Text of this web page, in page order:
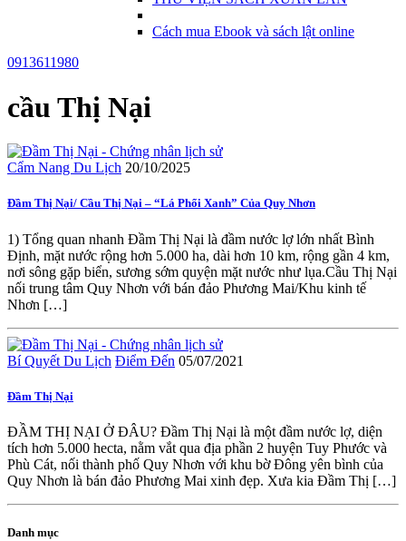
Cách mua Ebook và sách lật online
0913611980
cầu Thị Nại
Cẩm Nang Du Lịch 20/10/2025
Đầm Thị Nại/ Cầu Thị Nại – “Lá Phổi Xanh” Của Quy Nhơn
1) Tổng quan nhanh Đầm Thị Nại là đầm nước lợ lớn nhất Bình
Định, mặt nước rộng hơn 5.000 ha, dài hơn 10 km, rộng gần 4 km,
nơi sông gặp biển, sương sớm quyện mặt nước như lụa.Cầu Thị Nại
nối trung tâm Quy Nhơn với bán đảo Phương Mai/Khu kinh tế
Nhơn […]
Bí Quyết Du Lịch Điểm Đến 05/07/2021
Đầm Thị Nại
ĐẦM THỊ NẠI Ở ĐÂU? Đầm Thị Nại là một đầm nước lợ, diện
tích hơn 5.000 hecta, nằm vắt qua địa phần 2 huyện Tuy Phước và
Phù Cát, nối thành phố Quy Nhơn với khu bờ Đông yên bình của
Quy Nhơn là bán đảo Phương Mai xinh đẹp. Xưa kia Đầm Thị […]
Danh mục